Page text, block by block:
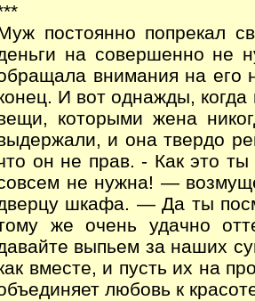
постоянно попрекал
на совершенно не
внимания на его
И вот однажды,
которыми жена
и она твердо
он не прав. - Как это
не нужна! —
шкафа. — Да ты
же очень удачно
выпьем за наших
вместе, и пусть их на
любовь к